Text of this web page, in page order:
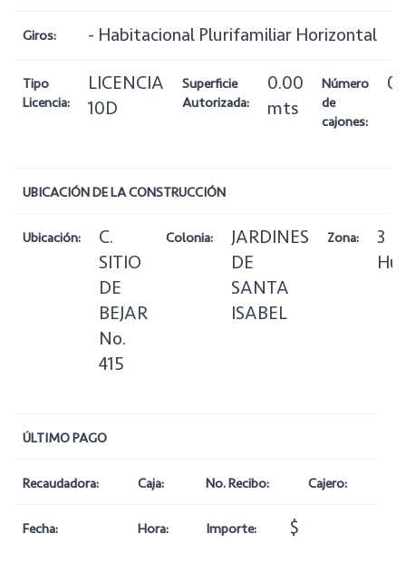
Giros: - Habitacional Plurifamiliar Horizontal
Tipo
Licencia:
LICENCIA
10D
Superficie
Autorizada:
0.00
mts
Número
de
cajones:
0
UBICACIÓN DE LA CONSTRUCCIÓN
Ubicación:
C.
SITIO
DE
BEJAR
No.
415
Colonia:
JARDINES
DE
SANTA
ISABEL
Zona:
3
ÚLTIMO PAGO
Recaudadora: Caja: No. Recibo: Cajero:
Fecha: Hora: Importe: $